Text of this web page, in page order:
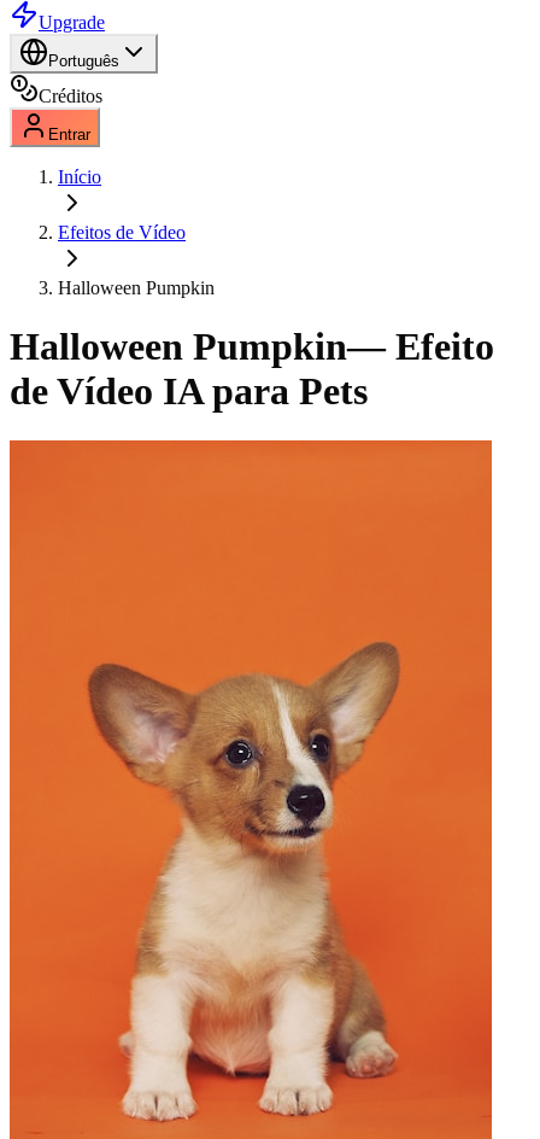
Upgrade
Português
Créditos
Entrar
Início
Efeitos de Vídeo
Halloween Pumpkin
Halloween Pumpkin— Efeito
de Vídeo IA para Pets